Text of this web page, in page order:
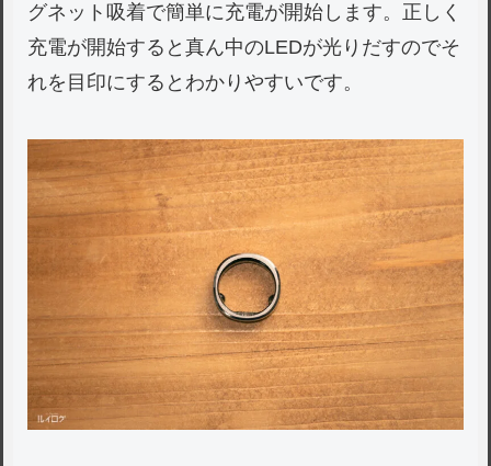
グネット吸着で簡単に充電が開始します。正しく
充電が開始すると真ん中のLEDが光りだすのでそ
れを目印にするとわかりやすいです。